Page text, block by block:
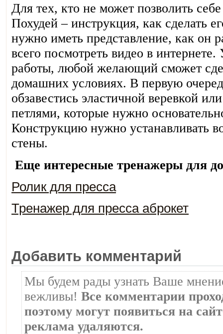
Для тех, кто не может позволить
Похудей – инструкция, как сделать
нужно иметь представление, как он
всего посмотреть видео в
работы, любой желающий сможет
домашних условиях. В первую
обзавестись эластичной веревкой
петлями, которые нужно
Конструкцию нужно устанавливать
стены.
Еще интересные тренажеры для
Ролик для пресса
Тренажер для пресса аброкет
Добавить комментарий
Мы будем рады узнать Ваше
вежливы! Все комментарии
поэтому могут появиться на
реклама удаляются.